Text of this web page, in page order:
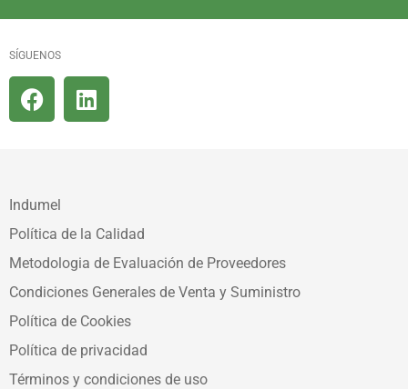
SÍGUENOS
Indumel
Política de la Calidad
Metodologia de Evaluación de Proveedores
Condiciones Generales de Venta y Suministro
Política de Cookies
Política de privacidad
Términos y condiciones de uso